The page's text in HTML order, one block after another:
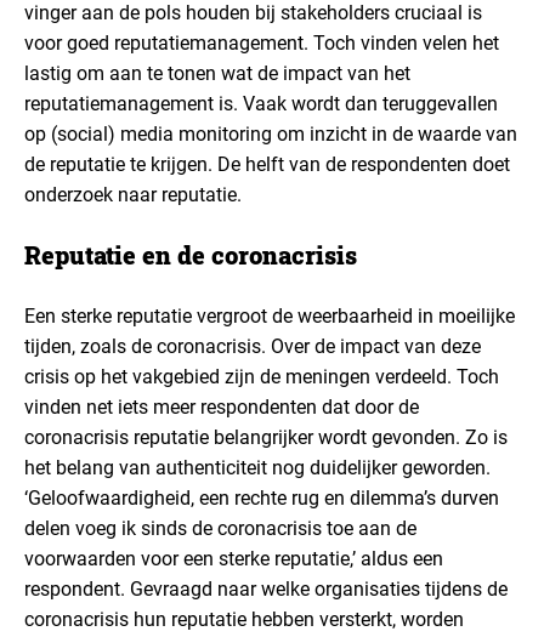
vinger aan de pols houden bij stakeholders cruciaal is
voor goed reputatiemanagement. Toch vinden velen het
lastig om aan te tonen wat de impact van het
reputatiemanagement is. Vaak wordt dan teruggevallen
op (social) media monitoring om inzicht in de waarde van
de reputatie te krijgen. De helft van de respondenten doet
onderzoek naar reputatie.
Reputatie en de coronacrisis
Een sterke reputatie vergroot de weerbaarheid in moeilijke
tijden, zoals de coronacrisis. Over de impact van deze
crisis op het vakgebied zijn de meningen verdeeld. Toch
vinden net iets meer respondenten dat door de
coronacrisis reputatie belangrijker wordt gevonden. Zo is
het belang van authenticiteit nog duidelijker geworden.
‘Geloofwaardigheid, een rechte rug en dilemma’s durven
delen voeg ik sinds de coronacrisis toe aan de
voorwaarden voor een sterke reputatie,’ aldus een
respondent. Gevraagd naar welke organisaties tijdens de
coronacrisis hun reputatie hebben versterkt, worden